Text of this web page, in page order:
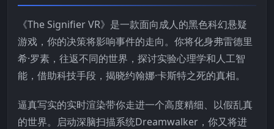
《The Signifier VR》是一款面向成人的黑色科幻悬疑
游戏，你的决策将影响事件的走向。你将化身弗雷德里
希·罗素，往返不同的世界，探讨实验心理学和人工智
能，借助科技手段，揭晓约翰娜·卡斯特之死的真相。
逼真写实的实时渲染带你走进一个高度精细、以假乱真
的世界。启动深脑扫描系统Dreamwalker，你又将进